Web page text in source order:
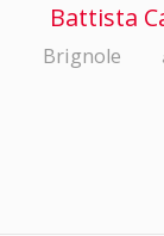
Battista
Brignole